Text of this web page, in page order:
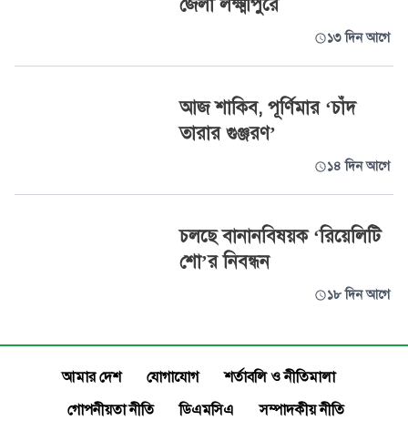
জেলা লক্ষ্মীপুরে
১৩ দিন আগে
আজ শাকিব, পূর্ণিমার ‘চাঁদ
তারার গুঞ্জরণ’
১৪ দিন আগে
চলছে বানানবিষয়ক ‘রিয়েলিটি
শো’র নিবন্ধন
১৮ দিন আগে
আমার দেশ যোগাযোগ
শর্তাবলি ও নীতিমালা
গোপনীয়তা নীতি
ডিএমসিএ সম্পাদকীয় নীতি